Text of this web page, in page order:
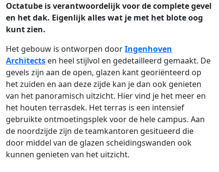
Octatube is verantwoordelijk voor de complete gevel
en het dak. Eigenlijk alles wat je met het blote oog
kunt zien.
Het gebouw is ontworpen doorIngenhoven
Architects en heel stijlvol en gedetailleerd gemaakt. De
gevels zijn aan de open, glazen kant georiënteerd op
het zuiden en aan deze zijde kan je dan ook genieten
van het panoramisch uitzicht. Hier vind je het meer en
het houten terrasdek. Het terras is een intensief
gebruikte ontmoetingsplek voor de hele campus. Aan
de noordzijde zijn de teamkantoren gesitueerd die
door middel van de glazen scheidingswanden ook
kunnen genieten van het uitzicht.